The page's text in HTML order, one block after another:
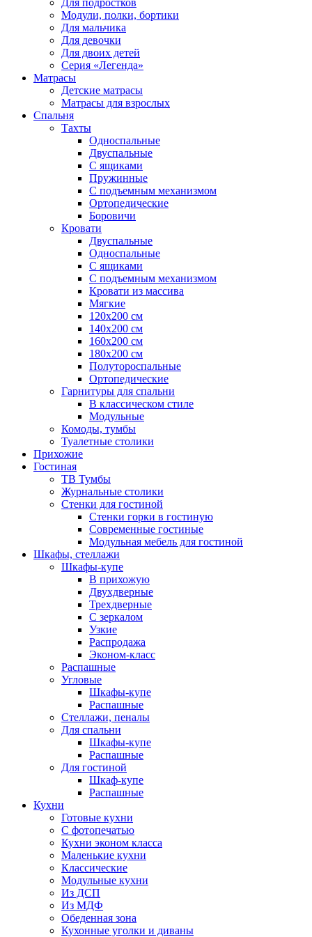
Для подростков
Модули, полки, бортики
Для мальчика
Для девочки
Для двоих детей
Серия «Легенда»
Матрасы
Детские матрасы
Матрасы для взрослых
Спальня
Тахты
Односпальные
Двуспальные
С ящиками
Пружинные
С подъемным механизмом
Ортопедические
Боровичи
Кровати
Двуспальные
Односпальные
С ящиками
С подъемным механизмом
Кровати из массива
Мягкие
120х200 см
140х200 см
160х200 см
180х200 см
Полутороспальные
Ортопедические
Гарнитуры для спальни
В классическом стиле
Модульные
Комоды, тумбы
Туалетные столики
Прихожие
Гостиная
ТВ Тумбы
Журнальные столики
Стенки для гостиной
Стенки горки в гостиную
Современные гостиные
Модульная мебель для гостиной
Шкафы, стеллажи
Шкафы-купе
В прихожую
Двухдверные
Трехдверные
С зеркалом
Узкие
Распродажа
Эконом-класс
Распашные
Угловые
Шкафы-купе
Распашные
Стеллажи, пеналы
Для спальни
Шкафы-купе
Распашные
Для гостиной
Шкаф-купе
Распашные
Кухни
Готовые кухни
С фотопечатью
Кухни эконом класса
Маленькие кухни
Классические
Модульные кухни
Из ДСП
Из МДФ
Обеденная зона
Кухонные уголки и диваны